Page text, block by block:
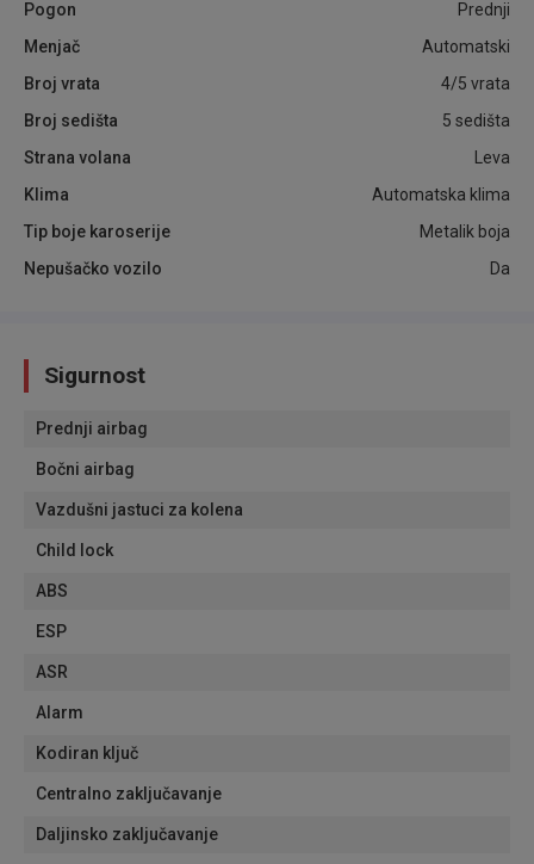
Pogon
Prednji
Menjač
Automatski
Broj vrata
4/5 vrata
Broj sedišta
5 sedišta
Strana volana
Leva
Klima
Automatska klima
Tip boje karoserije
Metalik boja
Nepušačko vozilo
Da
Sigurnost
Prednji airbag
Bočni airbag
Vazdušni jastuci za kolena
Child lock
ABS
ESP
ASR
Alarm
Kodiran ključ
Centralno zaključavanje
Daljinsko zaključavanje